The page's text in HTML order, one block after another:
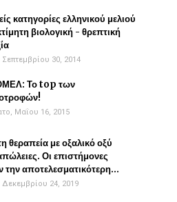
κατηγορίες ελληνικού μελιού
βιολογική - θρεπτική
Σεπτεμβρίου 30, 2014
Το top των
Μαΐου 16, 2015
θεραπεία με οξαλικό οξύ
Οι επιστήμονες
την αποτελεσματικότερη...
Δεκεμβρίου 24, 2019